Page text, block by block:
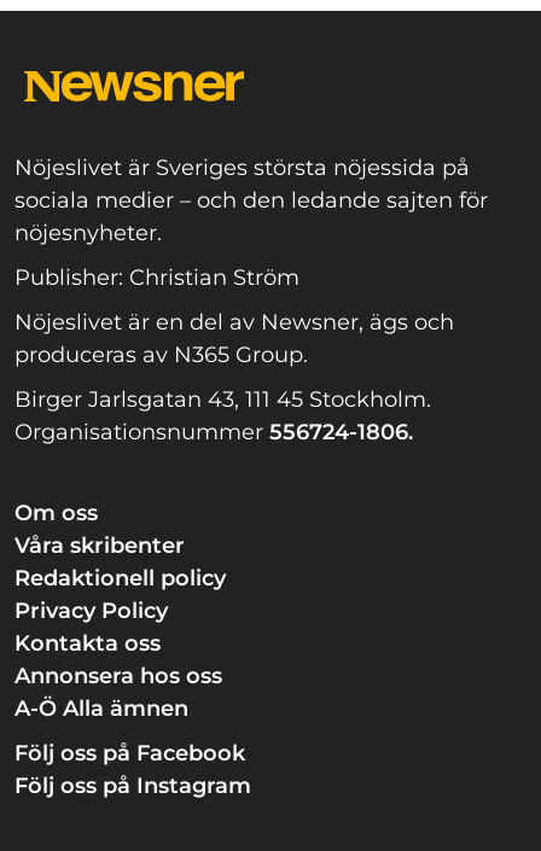
Nöjeslivet är Sveriges största nöjessida på
sociala medier – och den ledande sajten för
nöjesnyheter.
Publisher: Christian Ström
Nöjeslivet är en del av Newsner, ägs och
produceras av N365 Group.
Birger Jarlsgatan 43, 111 45 Stockholm.
Organisationsnummer 556724-1806.
Om oss
Våra skribenter
Redaktionell policy
Privacy Policy
Kontakta oss
Annonsera hos oss
A-Ö Alla ämnen
Följ oss på Facebook
Följ oss på Instagram